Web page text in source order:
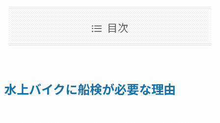
目次
水上バイクに船検が必要な理由